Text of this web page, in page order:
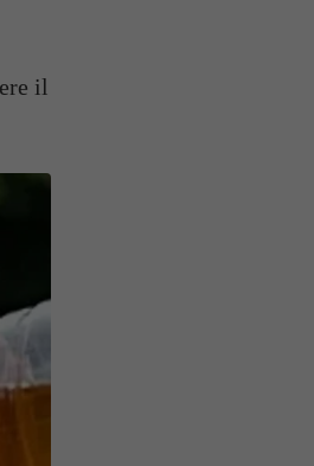
il